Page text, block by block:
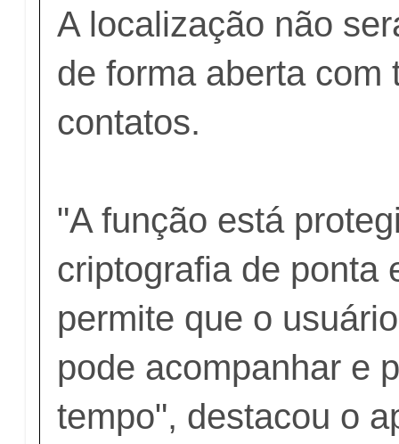
A localização não
de forma aberta com
contatos.
"A função está
criptografia de ponta
permite que o
pode acompanhar e
tempo", destacou o